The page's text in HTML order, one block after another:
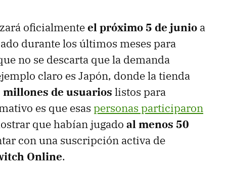
oficialmenteel próximo 5 de junio a
durante los últimos meses para
no se descarta que la demanda
claro es Japón, donde la tienda
millones de usuarios listos para
es que esas personas participaron
que habían jugado al menos 50
con una suscripción activa de
Online.